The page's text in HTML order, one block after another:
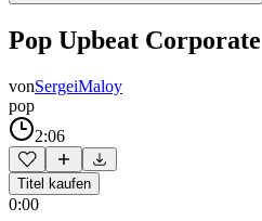
Pop Upbeat Corporate
vonSergeiMaloy
pop
2:06
Titel kaufen
0:00